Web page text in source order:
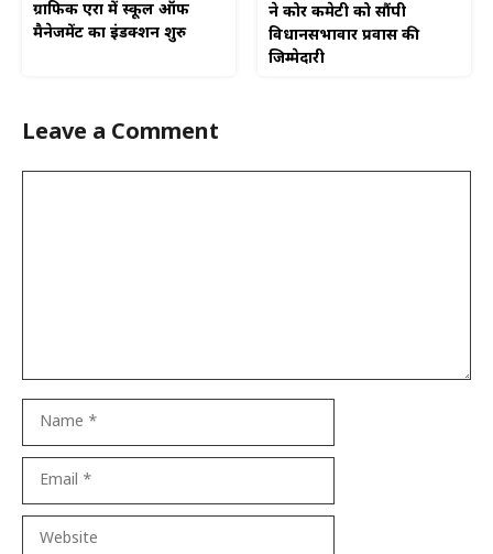
ग्राफिक एरा में स्कूल ऑफ
मैनेजमेंट का इंडक्शन शुरु
ने कोर कमेटी को सौंपी
विधानसभावार प्रवास की
जिम्मेदारी
Leave a Comment
Website